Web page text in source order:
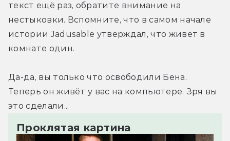
текст ещё раз, обратите внимание на
нестыковки. Вспомните, что в самом начале
истории Jadusable утверждал, что живёт в
комнате один.
Да-да, вы только что освободили Бена.
Теперь он живёт у вас на компьютере. Зря вы
это сделали...
Проклятая картина